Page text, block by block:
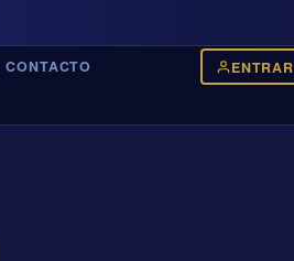
CONTACTO ENTRAR